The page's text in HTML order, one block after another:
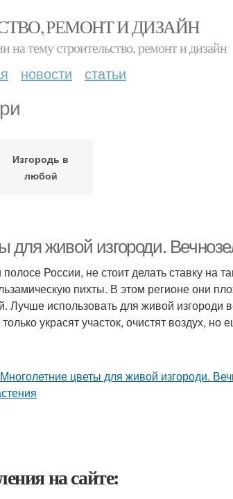
РЕМОНТ И ДИЗАЙН
на тему строительство, ремонт и дизайн
новости статьи
Изгородь в
любой
для живой изгороди.
России, не стоит делать ставку на
пихты. В этом регионе они
Лучше использовать для живой изгороди
украсят участок, очистят воздух, но
на сайте: